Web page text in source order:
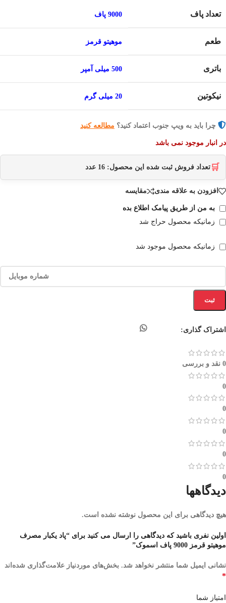
تعداد پاف 9000 پاف
طعم موهیتو قرمز
باتری 500 میلی آمپر
نیکوتین 20 میلی گرم
چرا باید به ویپ جنوب اعتماد کنید؟ مطالعه کنید
در انبار موجود نمی باشد
🛒 تعداد فروش ثبت شده این محصول: 16 عدد
افزودن به علاقه مندی مقایسه
به من از طریق پیامک اطلاع بده
زمانیکه محصول حراج شد
زمانیکه محصول موجود شد
ثبت
اشتراک گذاری:
0 نقد و بررسی
0
0
0
0
0
دیدگاهها
هیچ دیدگاهی برای این محصول نوشته نشده است.
اولین نفری باشید که دیدگاهی را ارسال می کنید برای “پاد یکبار مصرف
موهیتو قرمز 9000 پاف اسموک”
نشانی ایمیل شما منتشر نخواهد شد. بخش‌های موردنیاز علامت‌گذاری شده‌اند
*
امتیاز شما